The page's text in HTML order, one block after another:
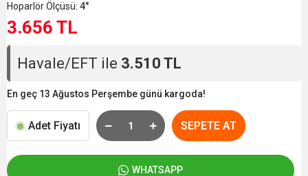
Hoparlör Ölçüsü: 4"
3.656 TL
Havale/EFT ile 3.510 TL
En geç 13 Ağustos Perşembe günü kargoda!
Adet Fiyatı SEPETE AT
WHATSAPP